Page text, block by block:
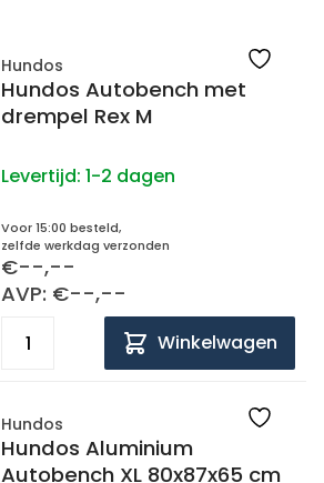
Hundos
Hundos Autobench met
drempel Rex M
Levertijd: 1-2 dagen
Voor 15:00 besteld,
zelfde werkdag verzonden
€--,--
AVP: €--,--
Winkelwagen
Hundos
Hundos Aluminium
Autobench XL 80x87x65 cm